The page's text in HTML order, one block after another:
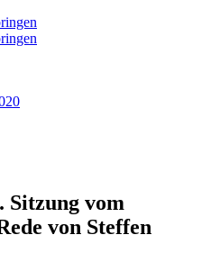
Sitzung vom
von Steffen